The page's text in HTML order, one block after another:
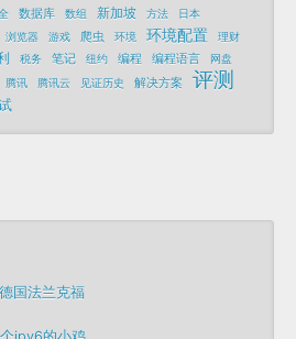
数据库 数组 新加坡 方法
日本
浏览器 游戏 爬虫 环境 环境配置
理财
税务 笔记 纽约 编程 编程语言 网盘
腾讯 腾讯云 见证历史 解决方案 评测
国法兰克福